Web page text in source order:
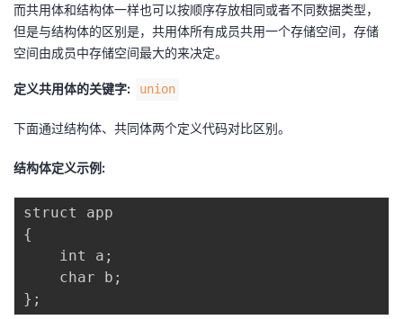
主
页
的
开
发
者
我
博
的
我
而共用体和结构体一样也可以按顺序存放相同或者不同数据类型，
但是与结构体的区别是，共用体所有成员共用一个存储空间，存储
空间由成员中存储空间最大的来决定。
定义共用体的关键字: union
下面通过结构体、共同体两个定义代码对比区别。
结构体定义示例:
{
    int a
;
    char b
;
} ;